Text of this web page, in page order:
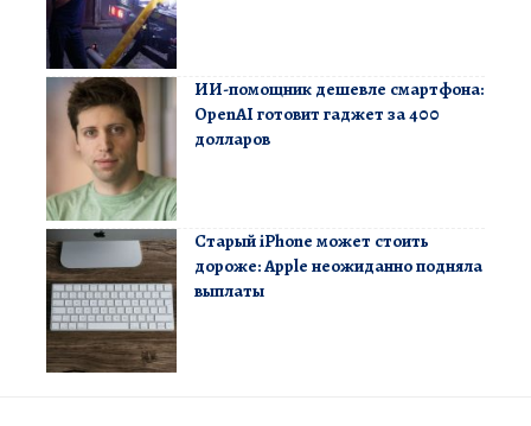
ИИ-помощник дешевле смартфона:
OpenAI готовит гаджет за 400
долларов
Старый iPhone может стоить
дороже: Apple неожиданно подняла
выплаты